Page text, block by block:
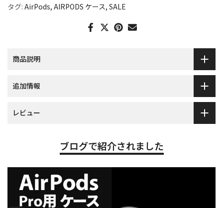
タグ: AirPods AIRPODS ケース SALE
商品説明
追加情報
レビュー
ブログで紹介されました